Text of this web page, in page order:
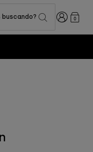
buscando? Iniciar0